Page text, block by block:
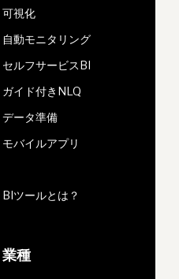
可視化
自動モニタリング
セルフサービスBI
ガイド付きNLQ
データ準備
モバイルアプリ
BIツールとは？
業種